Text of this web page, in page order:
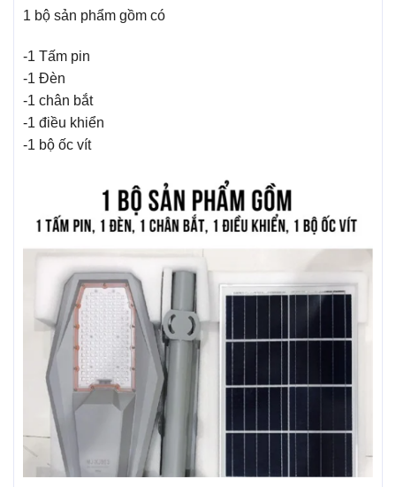
1 bộ sản phẩm gồm có
-1 Tấm pin
-1 Đèn
-1 chân bắt
-1 điều khiển
-1 bộ ốc vít